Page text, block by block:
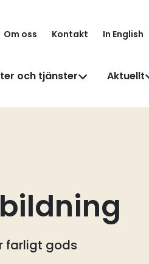
Om oss Kontakt In English
och tjänster Aktuellt
farligt gods